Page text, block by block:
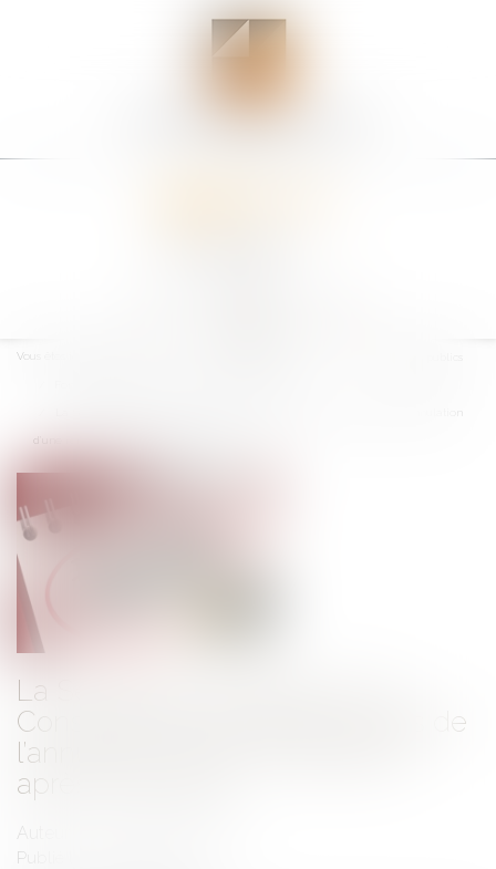
Vous êtes ici :
d’une réintégration après révocation
La Section du contentieux du
Conseil d’État précise les suites de
l’annulation d’une réintégration
après révocation
Auteur : GOASDOUÉ Mélissa
Publié le :